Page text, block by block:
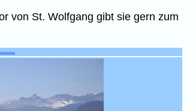
von St. Wolfgang gibt sie gern zum